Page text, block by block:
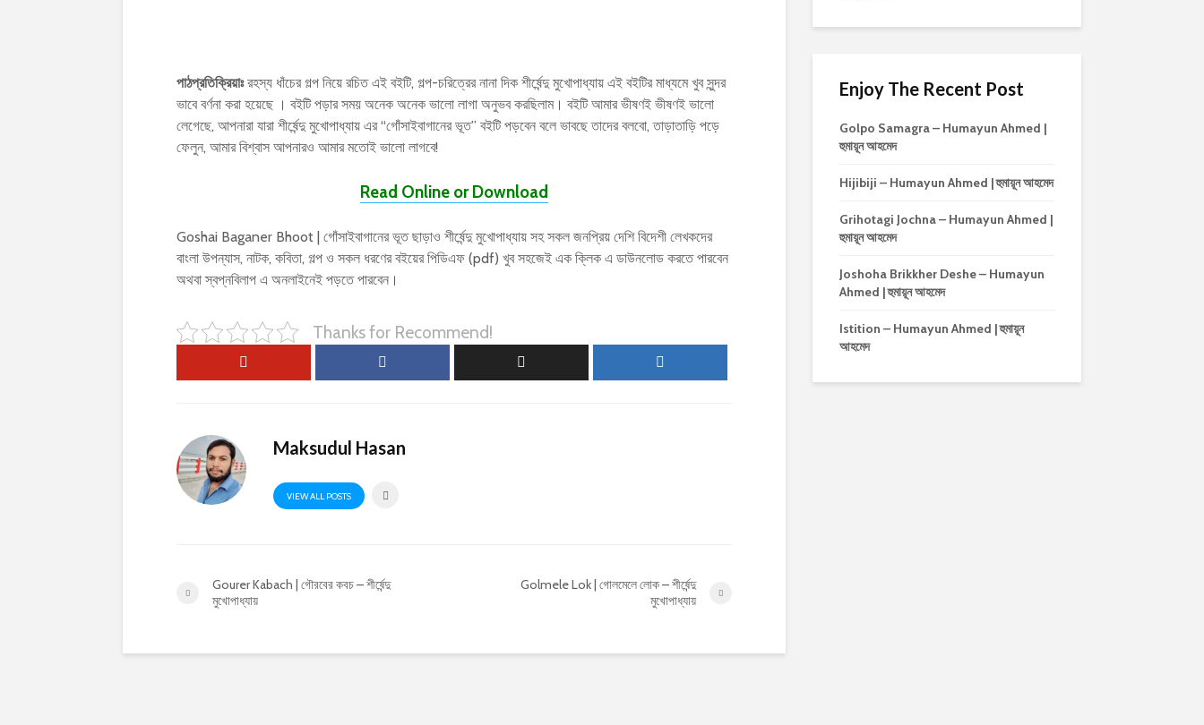
পাঠপ্রতিক্রিয়াঃরহস্য ধাঁচের গল্প নিয়ে রচিত এই বইটি, গল্প-চরিত্রের নানা দিক শীর্ষেন্দু মুখোপাধ্যায় এই বইটির মাধ্যমে খুব সুন্দর
ভাবে বর্ণনা করা হয়েছে । বইটি পড়ার সময় অনেক অনেক ভালো লাগা অনুভব করছিলাম। বইটি আমার ভীষণই ভীষণই ভালো
লেগেছে, আপনারা যারা শীর্ষেন্দু মুখোপাধ্যায় এর “গোঁসাইবাগানের ভূত” বইটি পড়বেন বলে ভাবছে তাদের বলবো, তাড়াতাড়ি পড়ে
ফেলুন, আমার বিশ্বাস আপনারও আমার মতোই ভালো লাগবে!
Read Online or Download
Goshai Baganer Bhoot | গোঁসাইবাগানের ভূত ছাড়াও শীর্ষেন্দু মুখোপাধ্যায় সহ সকল জনপ্রিয় দেশি বিদেশী লেখকদের
বাংলা উপন্যাস, নাটক, কবিতা, গল্প ও সকল ধরণের বইয়ের পিডিএফ (pdf) খুব সহজেই এক ক্লিক এ ডাউনলোড করতে পারবেন
অথবা স্বপ্নবিলাপ এ অনলাইনেই পড়তে পারবেন।
Thanks for Recommend!
Maksudul Hasan
VIEW ALL POSTS
Gourer Kabach | গৌরবের কবচ – শীর্ষেন্দু
মুখোপাধ্যায়
Golmele Lok | গোলমেলে লোক – শীর্ষেন্দু
মুখোপাধ্যায়
Enjoy The Recent Post
Golpo Samagra – Humayun Ahmed |
হুমায়ূন আহমেদ
Hijibiji – Humayun Ahmed | হুমায়ূন আহমেদ
Grihotagi Jochna – Humayun Ahmed |
হুমায়ূন আহমেদ
Joshoha Brikkher Deshe – Humayun
Ahmed | হুমায়ূন আহমেদ
Istition – Humayun Ahmed | হুমায়ূন
আহমেদ